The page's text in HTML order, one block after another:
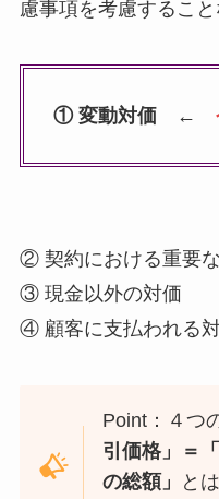
慮事項を考慮すること
① 変動対価 ←
② 契約における重要
③ 現金以外の対価
④ 顧客に支払われる
Point：４つ
引価格」＝
の総額」
と